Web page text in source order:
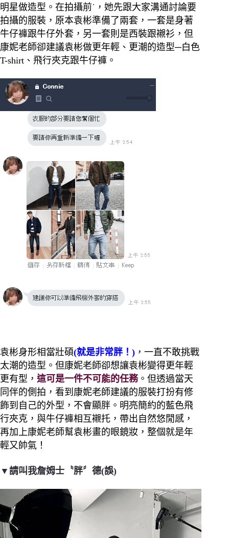
明星做造型。在拍攝前˙，她先跟大家溝通討論要
拍攝的服裝，原本袁彬準備了兩套，一套是身著
牛仔褲跟牛仔外套，另一套則是西裝跟襯衫，但
康妮老師卻建議袁彬做更年輕、更潮的造型─白色
T-shirt、飛行夾克跟牛仔褲。
袁彬身形相當壯碩(就是非常胖！) ，一直不敢挑戰
太潮的造型。但康妮老師卻想讓袁彬變得更年輕
更有型， 這可是一件不可能的任務。但透過當天
同伴的側拍，看到康妮老師建議的服裝打扮有修
飾到自己的外型，不會顯胖。明亮簡約的藍色飛
行夾克，與牛仔褲相互襯托，帶出自然悠閒感，
再加上康妮老師幫袁彬畫的眼鏡妝，整個就是年
輕又帥氣！
▼請叫我詹姆士〝胖〞德(誤)